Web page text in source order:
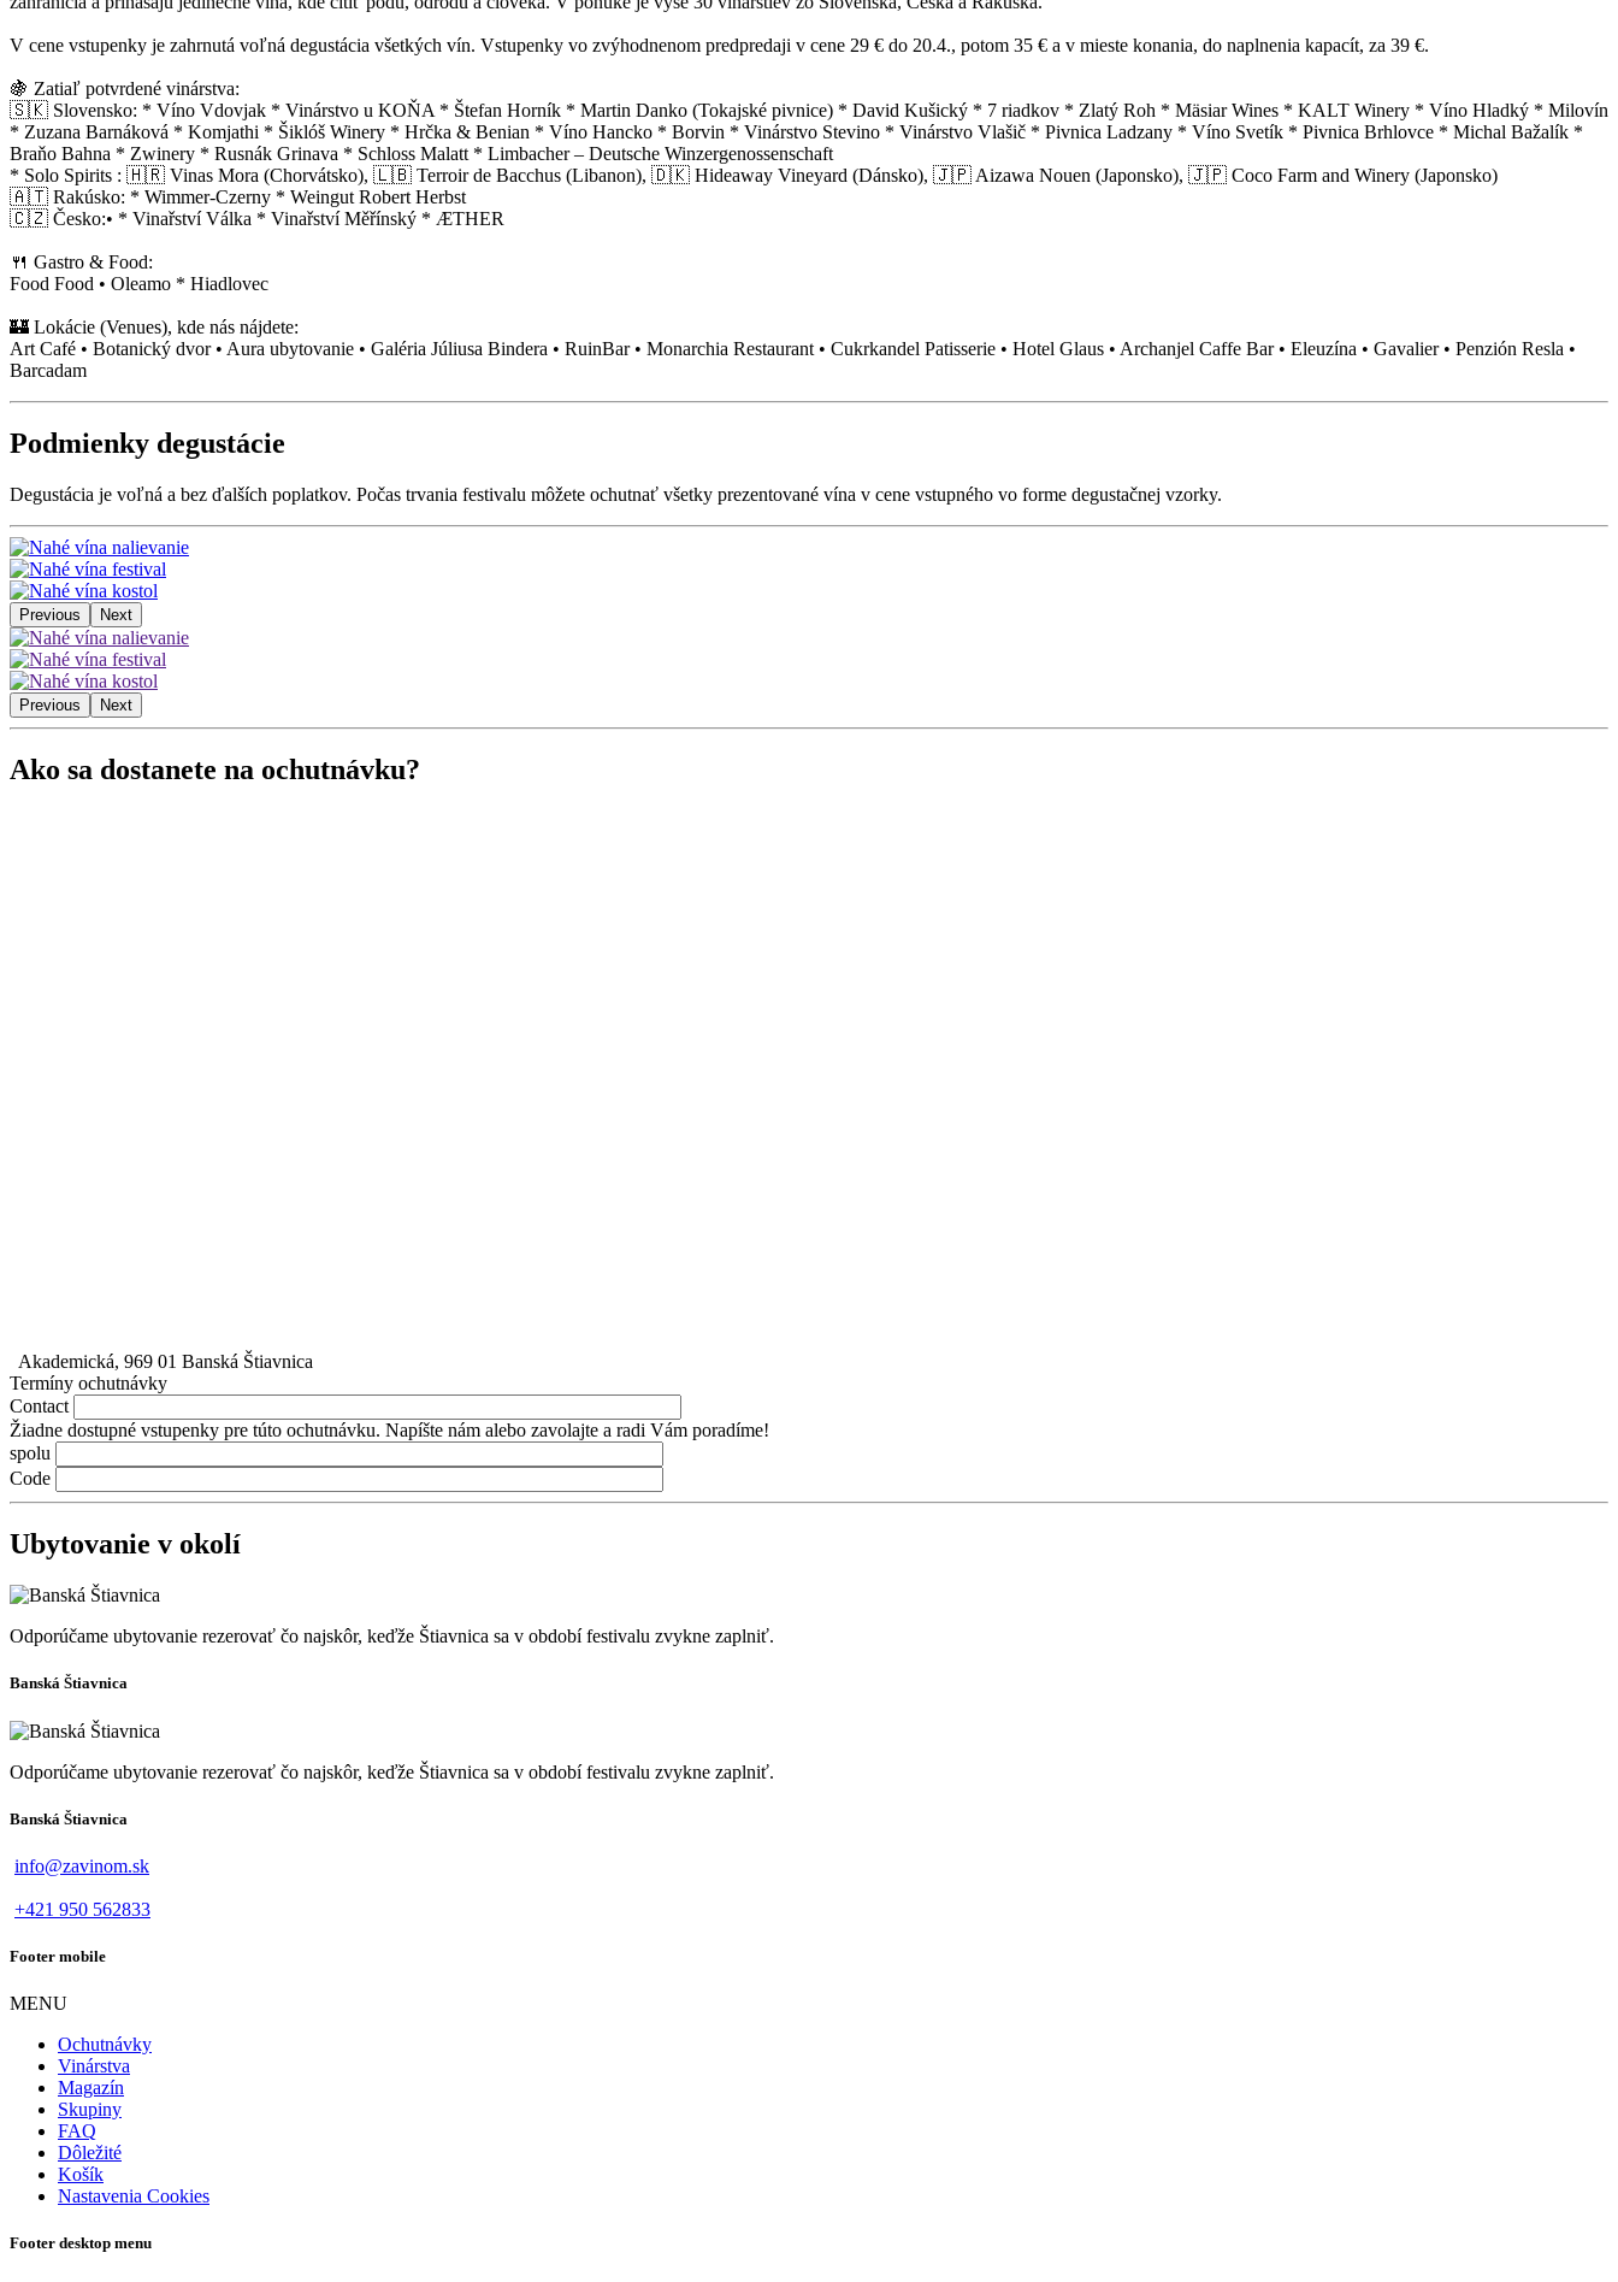
V cene vstupenky je zahrnutá voľná degustácia všetkých vín. Vstupenky vo zvýhodnenom predpredaji v cene 29 € do 20.4., potom 35 € a v mieste konania, do naplnenia kapacít, za 39 €.
🍇 Zatiaľ potvrdené vinárstva:
🇸🇰 Slovensko: * Víno Vdovjak * Vinárstvo u KOŇA * Štefan Horník * Martin Danko (Tokajské pivnice) * David Kušický * 7 riadkov * Zlatý Roh * Mäsiar Wines * KALT Winery * Víno Hladký * Milovín
* Zuzana Barnáková * Komjathi * Šiklóš Winery * Hrčka & Benian * Víno Hancko * Borvin * Vinárstvo Stevino * Vinárstvo Vlašič * Pivnica Ladzany * Víno Svetík * Pivnica Brhlovce * Michal Bažalík *
Braňo Bahna * Zwinery * Rusnák Grinava * Schloss Malatt * Limbacher – Deutsche Winzergenossenschaft
* Solo Spirits : 🇭🇷 Vinas Mora (Chorvátsko), 🇱🇧 Terroir de Bacchus (Libanon), 🇩🇰 Hideaway Vineyard (Dánsko), 🇯🇵 Aizawa Nouen (Japonsko), 🇯🇵 Coco Farm and Winery (Japonsko)
🇦🇹 Rakúsko: * Wimmer-Czerny * Weingut Robert Herbst
🇨🇿 Česko:• * Vinařství Válka * Vinařství Měřínský * ÆTHER
🍴 Gastro & Food:
Food Food • Oleamo * Hiadlovec
🏰 Lokácie (Venues), kde nás nájdete:
Art Café • Botanický dvor • Aura ubytovanie • Galéria Júliusa Bindera • RuinBar • Monarchia Restaurant • Cukrkandel Patisserie • Hotel Glaus • Archanjel Caffe Bar • Eleuzína • Gavalier • Penzión Resla •
Barcadam
Podmienky degustácie
Degustácia je voľná a bez ďalších poplatkov. Počas trvania festivalu môžete ochutnať všetky prezentované vína v cene vstupného vo forme degustačnej vzorky.
Previous Next
Previous Next
Ako sa dostanete na ochutnávku?
Akademická, 969 01 Banská Štiavnica
Termíny ochutnávky
Contact
Žiadne dostupné vstupenky pre túto ochutnávku. Napíšte nám alebo zavolajte a radi Vám poradíme!
spolu
Code
Ubytovanie v okolí
Odporúčame ubytovanie rezerovať čo najskôr, keďže Štiavnica sa v období festivalu zvykne zaplniť.
Banská Štiavnica
Odporúčame ubytovanie rezerovať čo najskôr, keďže Štiavnica sa v období festivalu zvykne zaplniť.
Banská Štiavnica
info@zavinom.sk
+421 950 562833
Footer mobile
MENU
Ochutnávky
Vinárstva
Magazín
Skupiny
FAQ
Dôležité
Košík
Nastavenia Cookies
Footer desktop menu